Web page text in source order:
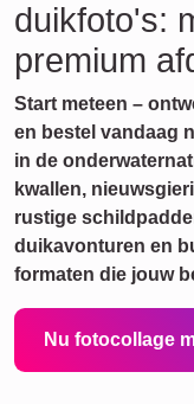
duikfoto's:
premium
Start meteen –
en bestel vandaag
in de
kwallen,
rustige
duikavonturen en
formaten die jouw
Nu fotocollage